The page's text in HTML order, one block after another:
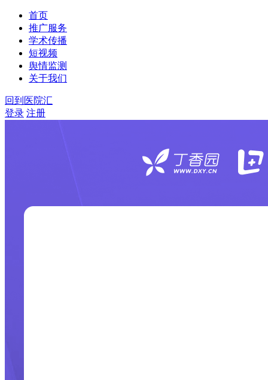
首页
推广服务
学术传播
短视频
舆情监测
关于我们
回到医院汇
登录 注册